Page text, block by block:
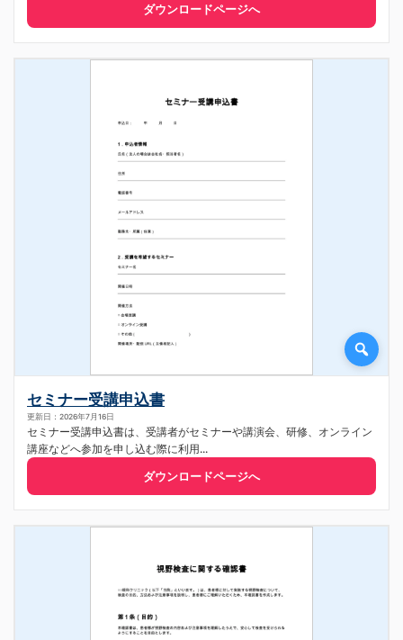
ダウンロードページへ
セミナー受講申込書
更新日：2026年7月16日
セミナー受講申込書は、受講者がセミナーや講演会、研修、オンライン
講座などへ参加を申し込む際に利用...
ダウンロードページへ